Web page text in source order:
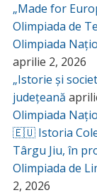
„Made for
Olimpiada de
Olimpiada
aprilie 2, 2026
„Istorie și
județeană
Olimpiada
🇪🇺 Istoria
Târgu Jiu, în
Olimpiada de
2, 2026